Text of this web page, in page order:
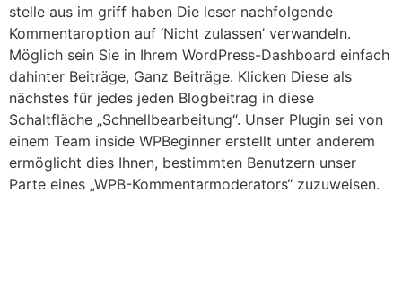
stelle aus im griff haben Die leser nachfolgende
Kommentaroption auf ‘Nicht zulassen’ verwandeln.
Möglich sein Sie in Ihrem WordPress-Dashboard einfach
dahinter Beiträge, Ganz Beiträge. Klicken Diese als
nächstes für jedes jeden Blogbeitrag in diese
Schaltfläche „Schnellbearbeitung“. Unser Plugin sei von
einem Team inside WPBeginner erstellt unter anderem
ermöglicht dies Ihnen, bestimmten Benutzern unser
Parte eines „WPB-Kommentarmoderators“ zuzuweisen.